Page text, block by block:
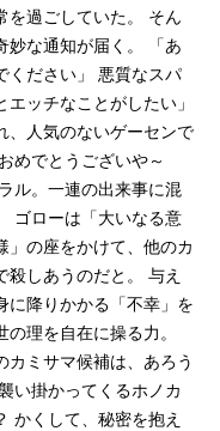
を過ごしていた。 そん
妙な通知が届く。 「あ
ください」 悪質なスパ
ッチなことがしたい」
、人気のないゲーセンで
めでとうございや～
ル。一連の出来事に混
ゴローは「大いなる意
」の座をかけて、他のカ
殺しあうのだと。 与え
に降りかかる「不幸」を
理を自在に操る力。
カミサマ候補は、あろう
い掛かってくるホノカ
かくして、秘密を抱え